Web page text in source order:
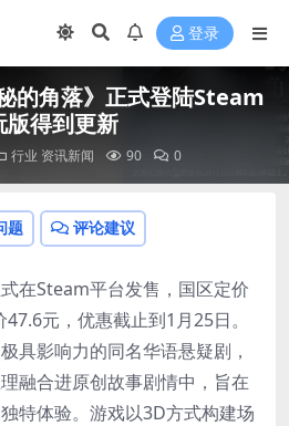
登录
的角落》正式登陆Steam
版得到更新
行业 资讯新闻 90 0
题 评论建议
在Steam平台发售，国区定价
元，优惠截止到1月25日。
具影响力的同名华语悬疑剧，
融合进原创故事剧情中，旨在
特体验。游戏以3D方式构建场